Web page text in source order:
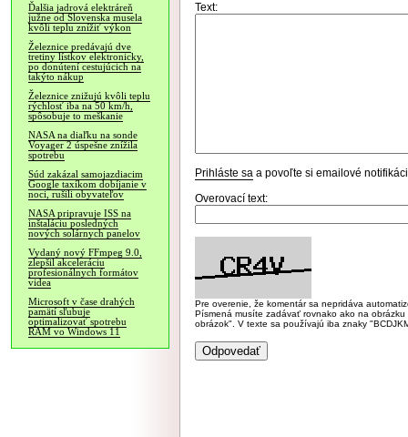
Ďalšia jadrová elektráreň
južne od Slovenska musela
kvôli teplu znížiť výkon
Železnice predávajú dve
tretiny lístkov elektronicky,
po donútení cestujúcich na
takýto nákup
Železnice znižujú kvôli teplu
rýchlosť iba na 50 km/h,
spôsobuje to meškanie
NASA na diaľku na sonde
Voyager 2 úspešne znížila
spotrebu
Súd zakázal samojazdiacim
Google taxíkom dobíjanie v
noci, rušili obyvateľov
NASA pripravuje ISS na
inštaláciu posledných
nových solárnych panelov
Vydaný nový FFmpeg 9.0,
zlepšil akceleráciu
profesionálnych formátov
videa
Microsoft v čase drahých
pamätí sľubuje
optimalizovať spotrebu
RAM vo Windows 11
Text:
Prihláste sa a povoľte si emailové
Overovací text:
Pre overenie, že komentár sa nepridáva
Písmená musíte zadávať rovnako ako na
obrázok". V texte sa používajú iba znaky